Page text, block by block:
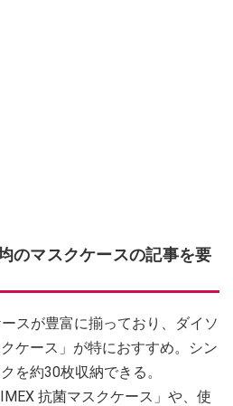
のマスクケースの記事を要
スが豊富に揃っており、ダイソ
ケース」が特におすすめ。シン
を約30枚収納できる。
抗菌マスクケース」や、使